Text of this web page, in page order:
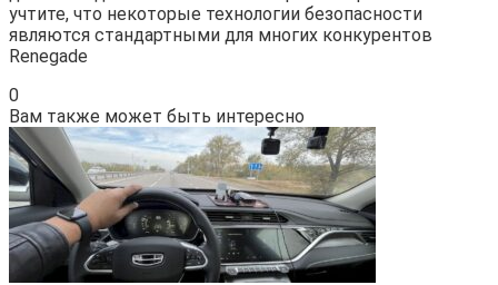
учтите, что некоторые технологии безопасности
являются стандартными для многих конкурентов
Renegade
0
Вам также может быть интересно